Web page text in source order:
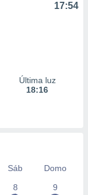
17:54
Última luz
18:16
Sáb
Domo
8 9